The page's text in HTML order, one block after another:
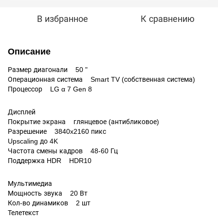
В избранное К сравнению
Описание
Размер диагонали 50 "
Операционная система Smart TV (собственная система)
Процессор LG α 7 Gen 8
Дисплей
Покрытие экрана глянцевое (антибликовое)
Разрешение 3840x2160 пикс
Upscaling до 4K
Частота смены кадров 48-60 Гц
Поддержка HDR HDR10
Мультимедиа
Мощность звука 20 Вт
Кол-во динамиков 2 шт
Телетекст